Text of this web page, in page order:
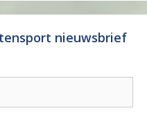
nieuwsbrief